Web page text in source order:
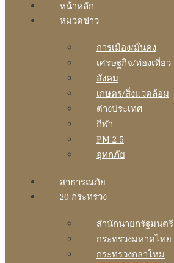
หน้าหลัก
หมวดข่าว
การเมือง/มั่นคง
เศรษฐกิจ/ท่องเที่ยว
สังคม
เกษตร/สิ่งแวดล้อม
ต่างประเทศ
กีฬา
PM 2.5
อุทกภัย
สาธารณภัย
20 กระทรวง
สํานักนายกรัฐมนตรี
กระทรวงมหาดไทย
กระทรวงกลาโหม